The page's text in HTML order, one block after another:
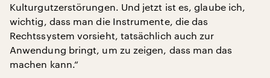
Kulturgutzerstörungen. Und jetzt ist es, glaube ich,
wichtig, dass man die Instrumente, die das
Rechtssystem vorsieht, tatsächlich auch zur
Anwendung bringt, um zu zeigen, dass man das
machen kann.“